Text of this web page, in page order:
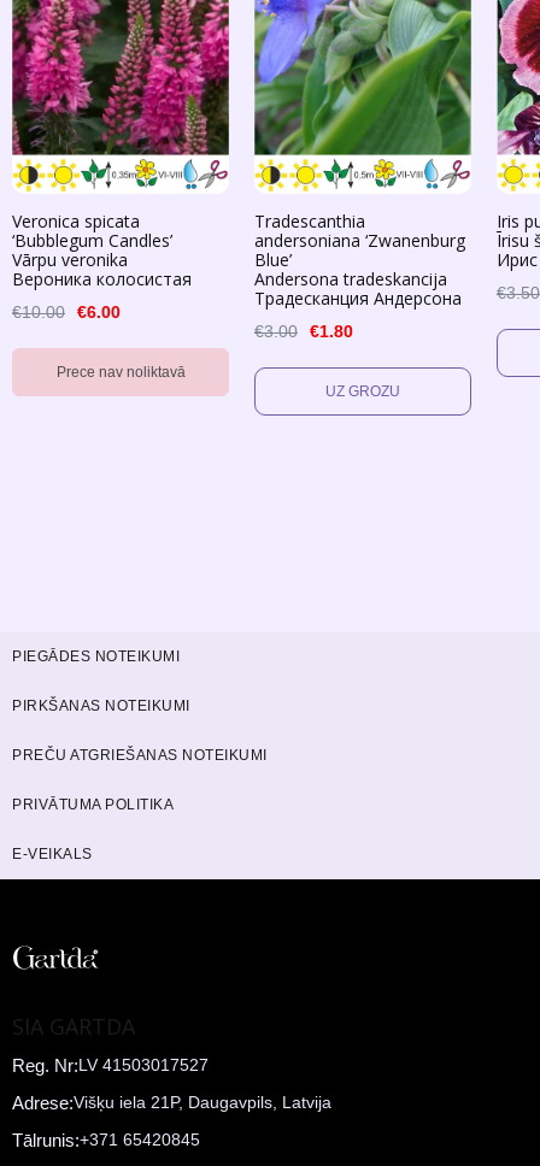
Veronica spicata
‘Bubblegum Сandles’
Vārpu veronika
Вероника колосистая
€10.00 €6.00
Prece nav noliktavā
Tradescanthia
andersoniana ‘Zwanenburg
Blue’
Andersona tradeskancija
Традесканция Андерсона
€3.00 €1.80
Iris
Īrisu
€3.50
E-VEIKALS
PRIVĀTUMA POLITIKA
PREČU ATGRIEŠANAS NOTEIKUMI
PIRKŠANAS NOTEIKUMI
PIEGĀDES NOTEIKUMI
SIA GARTDA
Reg. Nr:LV 41503017527
Adrese:Višķu iela 21P, Daugavpils, Latvija
Tālrunis:+371 65420845